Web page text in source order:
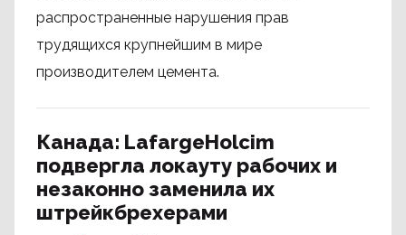
распространенные нарушения прав
трудящихся крупнейшим в мире
производителем цемента.
Канада: LafargeHolcim
подвергла локауту рабочих и
незаконно заменила их
штрейкбрехерами